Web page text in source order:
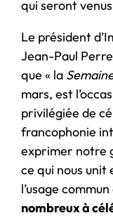
qui seront
Le président
Jean-Paul
que « la
mars, est
privilégiée de
francophonie
exprimer notre
ce qui nous unit
l’usage
nombreux à